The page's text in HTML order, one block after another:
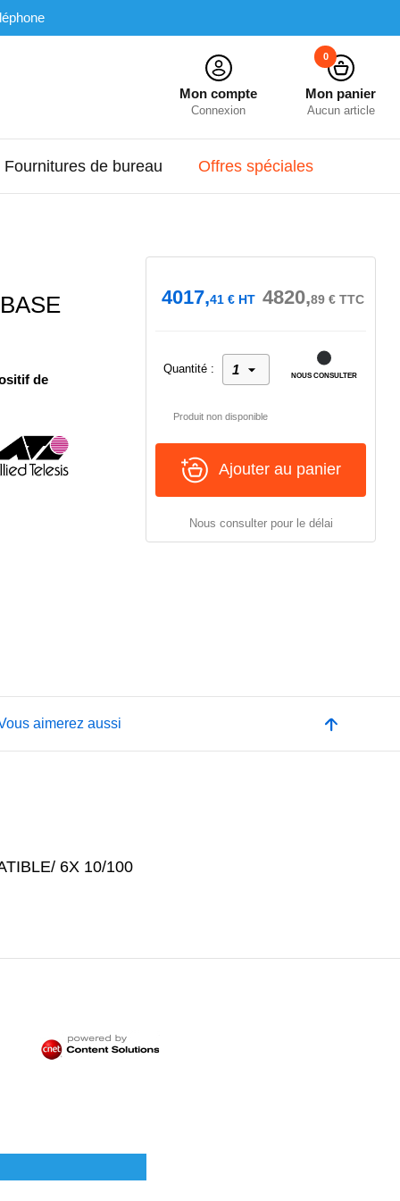
Mon compte
Connexion
Mon panier
Aucun article
0
Fournitures de bureau Offres spéciales
de
4017,41€HT 4820,89 € TTC
Quantité :
NOUS CONSULTER
Produit non disponible
Ajouter au panier
Nous consulter pour le délai
aimerez aussi
6X 10/100